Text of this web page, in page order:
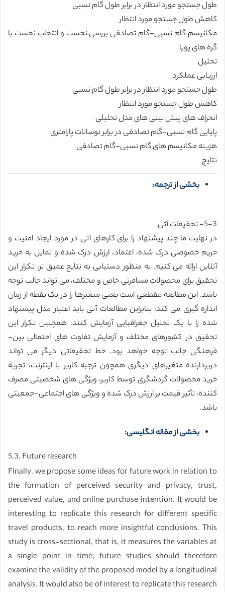
طول جستجو مورد انتظار در برابر طول گام نسبی
کاهش طول جستجو مورد انتظار
مکانیسم گام نسبی-گام تصادفی بررسی نخست و انتخاب نخست با
گره های پویا
تحلیل
ارزیابی عملکرد
طول جستجو مورد انتظار در برابر طول گام نسبی
کاهش طول جستجو مورد انتظار
انحراف های پیش بینی های مدل تحلیلی
پایایی گام نسبی-گام تصادفی در برابر نوسانات پارامتری
هزینه مکانیسم های گام نسبی-گام تصادفی
نتایج
بخشی از ترجمه:
5-3- تحقیقات آتی
در نهایت ما چند پیشنهاد را برای کارهای آتی در مورد ایجاد امنیت و
حریم خصوصی درک شده، اعتماد، ارزش درک شده و تمایل به خرید
آنلاین ارائه می کنیم. به منظور دستیابی به نتایج عمیق تر، تکرار این
تحقیق برای محصولات مسافرتی خاص و مختلف، می تواند جالب توجه
باشد. این مطالعه مقطعی است یعنی متغیرها را در یک نقطه از زمان
اندازه گیری می کند؛ بنابراین مطالعات آتی باید اعتبار مدل پیشنهاد
شده را با یک تحلیل جغرافیایی آزمایش کنند. همچنین تکرار این
تحقیق در کشورهای مختلف و آزمایش تفاوت های احتمالی بین-
فرهنگی جالب توجه خواهد بود. خط تحقیقاتی دیگر می تواند
دربردارنده متغیرهای دیگری همچون ترجبه کاربر با اینترنت، تجربه
خرید محصولات گردشگری توسط کاربر، ویژگی های شخصیتی مصرف
کننده، تأثیر قیمت بر ارزش درک شده و ویژگی های اجتماعی-جمعیتی
باشد.
بخشی از مقاله انگلیسی:
5.3. Future research
Finally, we propose some ideas for future work in relation to
the formation of perceived security and privacy, trust,
perceived value, and online purchase intention. It would be
interesting to replicate this research for different specific
travel products, to reach more insightful conclusions. This
study is cross-sectional, that is, it measures the variables at
a single point in time; future studies should therefore
examine the validity of the proposed model by a longitudinal
analysis. It would also be of interest to replicate this research